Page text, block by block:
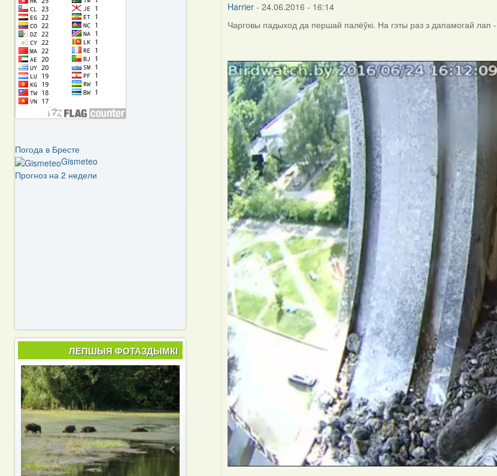
Harrier - 24.06.2016 - 16:14
Чарговы падыход да першай палёўкі. На гэты раз з дапамогай лап
Погода в Бресте
Gismeteo
Прогноз на 2 недели
ЛЕПШЫЯ ФОТАЗДЫМКІ